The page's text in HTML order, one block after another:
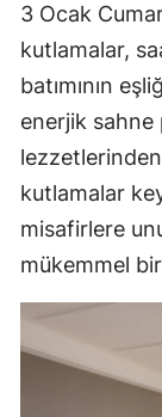
3 Ocak
kutlamalar,
batımının
enerjik sahne
kutlamalar
misafirlere
mükemmel